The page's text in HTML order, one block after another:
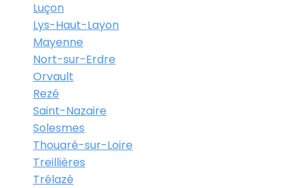
Luçon
Lys-Haut-Layon
Mayenne
Nort-sur-Erdre
Orvault
Rezé
Saint-Nazaire
Solesmes
Thouaré-sur-Loire
Treillières
Trélazé